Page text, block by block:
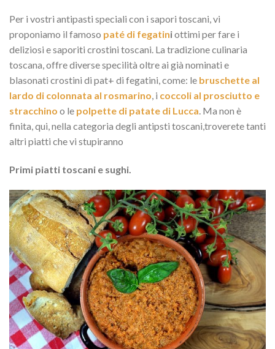
Per i vostri antipasti speciali con i sapori toscani, vi
proponiamo il famoso paté di fegatiniottimi per fare i
deliziosi e saporiti crostini toscani. La tradizione culinaria
toscana, offre diverse specilità oltre ai già nominati e
blasonati crostini di pat+ di fegatini, come: le bruschette al
lardo di colonnata al rosmarino, i coccoli al prosciutto e
stracchino o le polpette di patate di Lucca. Ma non è
finita, qui, nella categoria degli antipsti toscani,troverete tanti
altri piatti che vi stupiranno
Primi piatti toscani e sughi.